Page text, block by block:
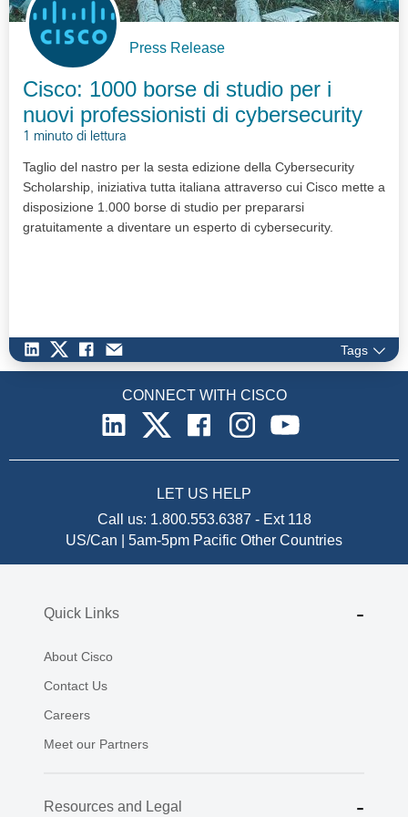
Press Release
Cisco: 1000 borse di studio per i
nuovi professionisti di cybersecurity
1 minuto di lettura
Taglio del nastro per la sesta edizione della Cybersecurity
Scholarship, iniziativa tutta italiana attraverso cui Cisco mette a
disposizione 1.000 borse di studio per prepararsi
gratuitamente a diventare un esperto di cybersecurity.
Tags
CONNECT WITH CISCO
LET US HELP
Call us: 1.800.553.6387 - Ext 118
US/Can | 5am-5pm Pacific Other Countries